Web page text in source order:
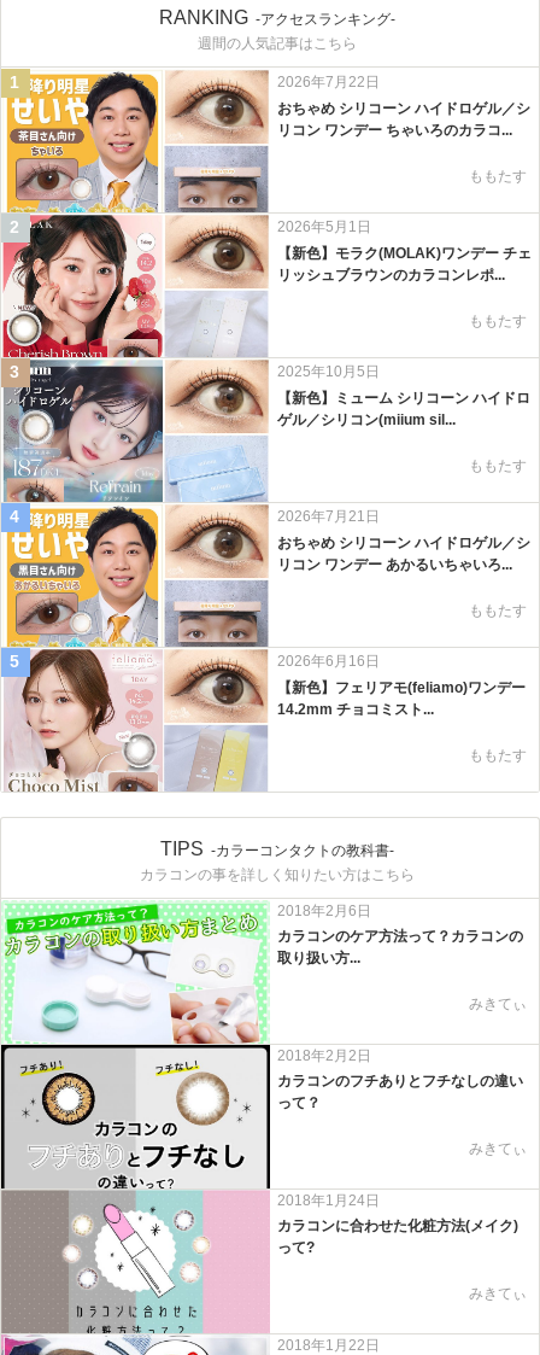
RANKING -アクセスランキング-
週間の人気記事はこちら
1
2026年7月22日
おちゃめ シリコーン ハイドロゲル／シ
リコン ワンデー ちゃいろのカラコ...
ももたす
2
2026年5月1日
【新色】モラク(MOLAK)ワンデー チェ
リッシュブラウンのカラコンレポ...
ももたす
3
2025年10月5日
【新色】ミューム シリコーン ハイドロ
ゲル／シリコン(miium sil...
ももたす
4
2026年7月21日
おちゃめ シリコーン ハイドロゲル／シ
リコン ワンデー あかるいちゃいろ...
ももたす
5
2026年6月16日
【新色】フェリアモ(feliamo)ワンデー
14.2mm チョコミスト...
ももたす
TIPS -カラーコンタクトの教科書-
カラコンの事を詳しく知りたい方はこちら
2018年2月6日
カラコンのケア方法って？カラコンの
取り扱い方...
みきてぃ
2018年2月2日
カラコンのフチありとフチなしの違い
って？
みきてぃ
2018年1月24日
カラコンに合わせた化粧方法(メイク)
って?
みきてぃ
2018年1月22日